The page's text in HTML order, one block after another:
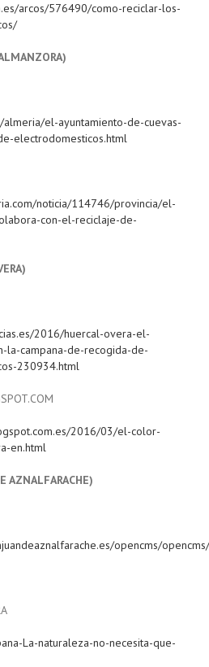
arcos/576490/como-reciclar-los-
el-ayuntamiento-de-cuevas-
electrodomesticos.html
noticia/114746/provincia/el-
con-el-reciclaje-de-
2016/huercal-overa-el-
la-campana-de-recogida-de-
230934.html
2016/03/el-color-
en.html
opencms/
La-naturaleza-no-necesita-que-